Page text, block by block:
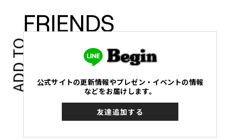
ADD TO
FRIENDS
公式サイトの更新情報やプレゼン・イベントの情報
などをお届けします。
友達追加する